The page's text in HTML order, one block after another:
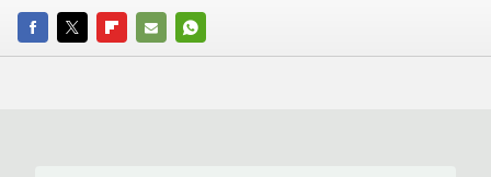
FACEBOOK
TWITTERFLIPBOARD
E-
WHATSAPP